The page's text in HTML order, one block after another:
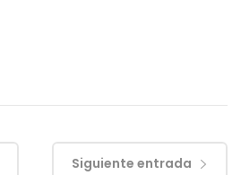
Siguiente entrada